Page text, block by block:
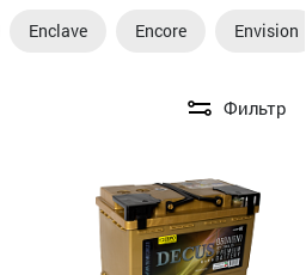
Enclave Encore Envision
Фильтр